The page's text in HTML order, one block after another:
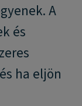
A
és
ha eljön